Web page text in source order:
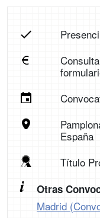
España
Título
Otras
Madrid